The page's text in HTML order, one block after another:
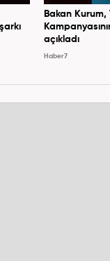
Bakan Kurum,
açıkladı
Haber7